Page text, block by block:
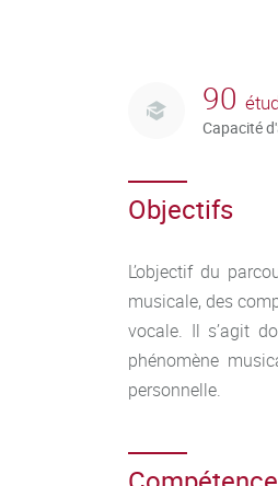
90
Capacité
Objectifs
L’objectif du
musicale, des
vocale. Il s’agit
phénomène
personnelle.